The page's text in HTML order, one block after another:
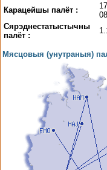
Карацейшы палёт :
Сярэднестатыстычны
палёт :
Мясцовыя (унутраныя)